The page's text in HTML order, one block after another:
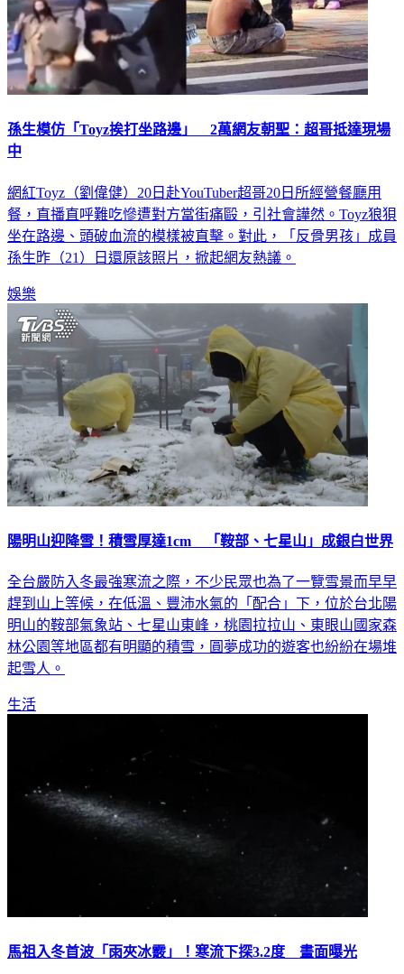
孫生模仿「Toyz挨打坐路邊」 2萬網友朝聖：超哥抵達現場
中
網紅Toyz（劉偉健）20日赴YouTuber超哥20日所經營餐廳用
餐，直播直呼難吃慘遭對方當街痛毆，引社會譁然。Toyz狼狽
坐在路邊、頭破血流的模樣被直擊。對此，「反骨男孩」成員
孫生昨（21）日還原該照片，掀起網友熱議。
娛樂
陽明山迎降雪！積雪厚達1cm 「鞍部、七星山」成銀白世界
全台嚴防入冬最強寒流之際，不少民眾也為了一覽雪景而早早
趕到山上等候，在低溫、豐沛水氣的「配合」下，位於台北陽
明山的鞍部氣象站、七星山東峰，桃園拉拉山、東眼山國家森
林公園等地區都有明顯的積雪，圓夢成功的遊客也紛紛在場堆
起雪人。
生活
馬祖入冬首波「雨夾冰霰」！寒流下探3.2度 畫面曝光